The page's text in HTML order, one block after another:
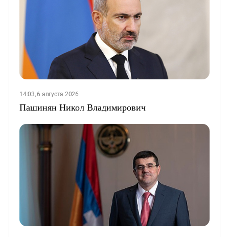
14:03, 6 августа 2026
Пашинян Никол Владимирович